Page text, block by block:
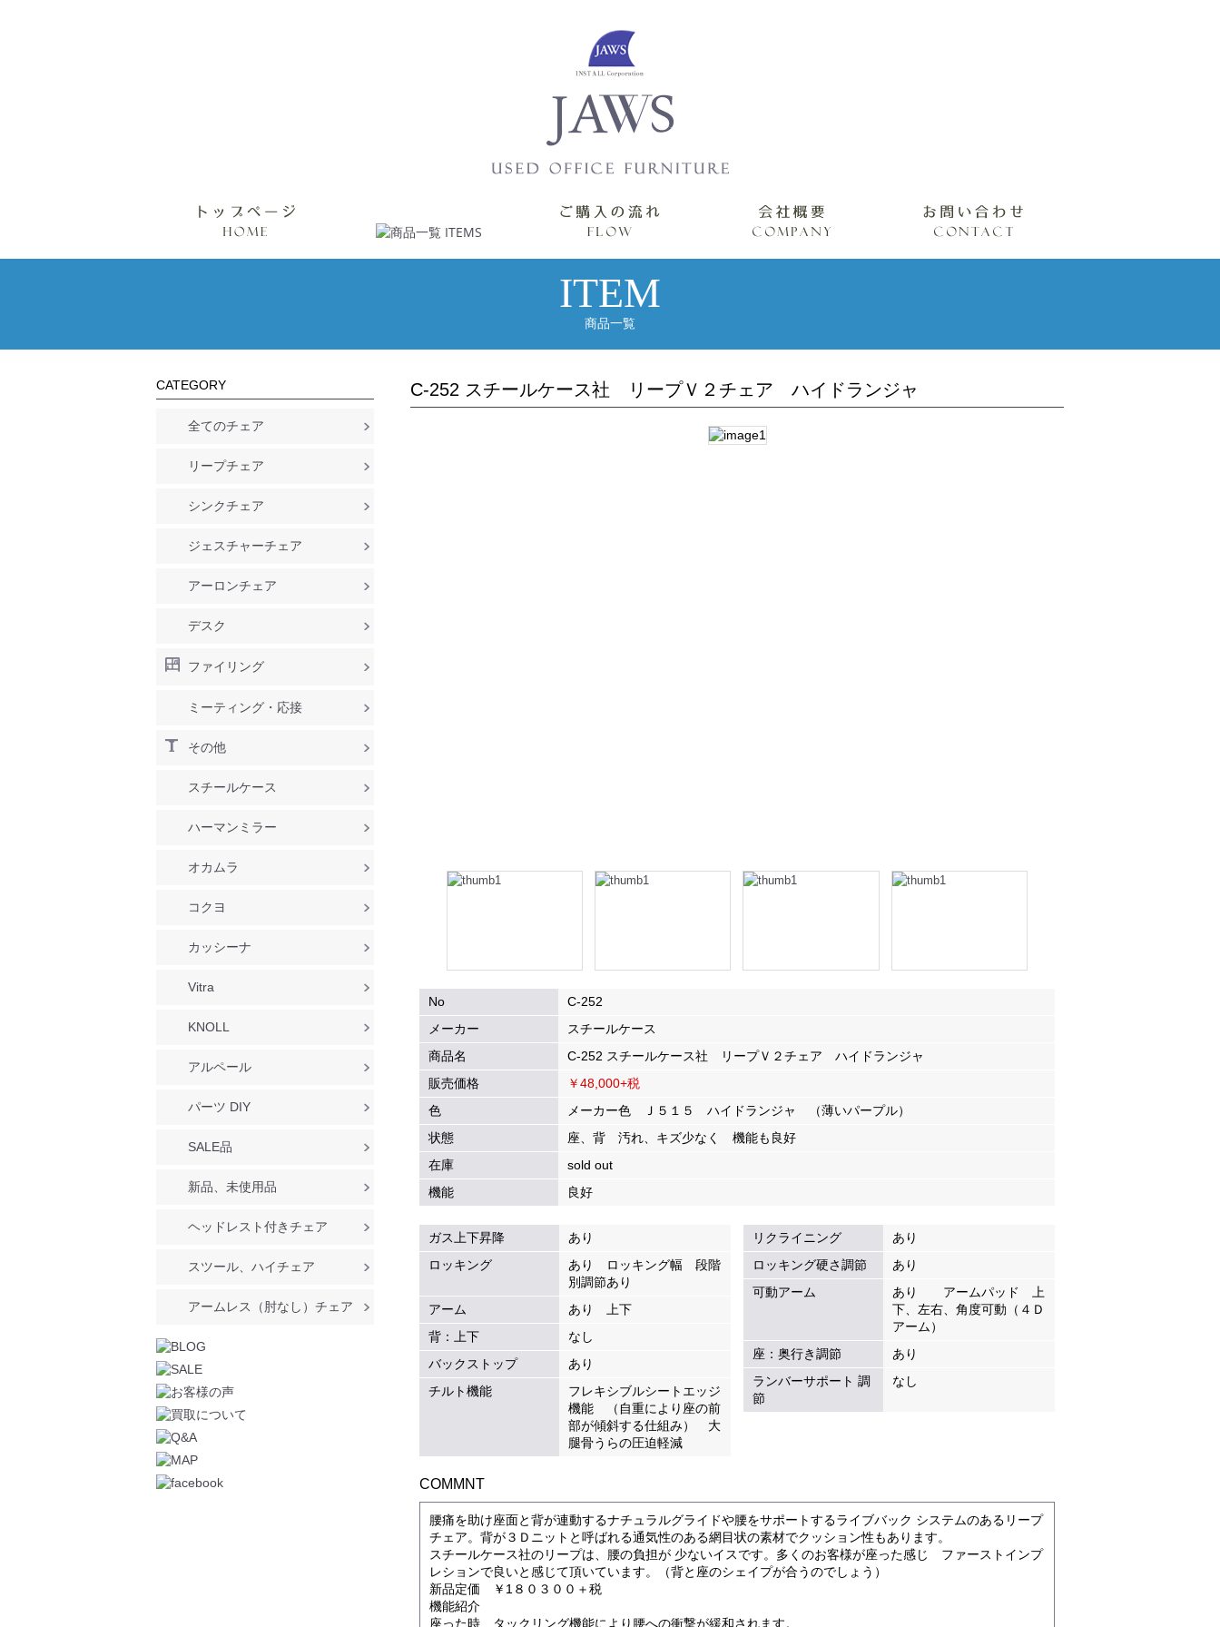
ITEM
商品一覧
CATEGORY
全てのチェア
リープチェア
シンクチェア
ジェスチャーチェア
アーロンチェア
デスク
ファイリング
ミーティング・応接
その他
スチールケース
ハーマンミラー
オカムラ
コクヨ
カッシーナ
Vitra
KNOLL
アルペール
パーツ DIY
SALE品
新品、未使用品
ヘッドレスト付きチェア
スツール、ハイチェア
アームレス（肘なし）チェア
C-252 スチールケース社 リープＶ２チェア ハイドランジャ
No
C-252
メーカー
スチールケース
商品名
C-252 スチールケース社 リープＶ２チェア ハイドランジャ
販売価格
￥48,000+税
色
メーカー色 Ｊ５１５ ハイドランジャ （薄いパープル）
状態
座、背 汚れ、キズ少なく 機能も良好
在庫
sold out
機能
良好
ガス上下昇降
あり
ロッキング
あり ロッキング幅 段階
別調節あり
アーム
あり 上下
背：上下
なし
バックストップ
あり
チルト機能
フレキシブルシートエッジ
機能 （自重により座の前
部が傾斜する仕組み） 大
腿骨うらの圧迫軽減
リクライニング
あり
ロッキング硬さ調節
あり
可動アーム
あり アームパッド 上
下、左右、角度可動（４Ｄ
アーム）
座：奥行き調節
あり
ランバーサポート 調
節
なし
COMMNT
腰痛を助け座面と背が連動するナチュラルグライドや腰をサポートするライブバック システムのあるリープ
チェア。背が３Ｄニットと呼ばれる通気性のある網目状の素材でクッション性もあります。
スチールケース社のリープは、腰の負担が 少ないイスです。多くのお客様が座った感じ ファーストインプ
レションで良いと感じて頂いています。（背と座のシェイプが合うのでしょう）
新品定価 ￥1８０３００＋税
機能紹介
座った時 タックリング機能により腰への衝撃が緩和されます。